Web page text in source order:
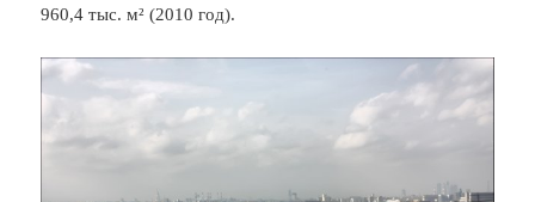
960,4 тыс. м² (2010 год).